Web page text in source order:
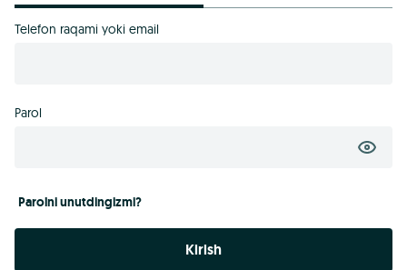
Telefon raqami yoki email
Parol
Parolni unutdingizmi?
Kirish